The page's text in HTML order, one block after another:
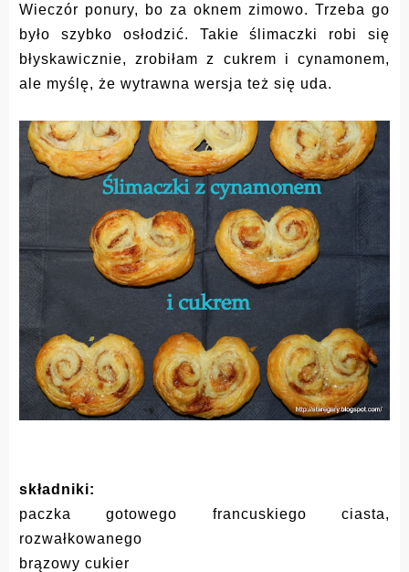
Wieczór ponury, bo za oknem zimowo. Trzeba go
było szybko osłodzić. Takie ślimaczki robi się
błyskawicznie, zrobiłam z cukrem i cynamonem,
ale myślę, że wytrawna wersja też się uda.
składniki:
paczka gotowego francuskiego ciasta,
rozwałkowanego
brązowy cukier